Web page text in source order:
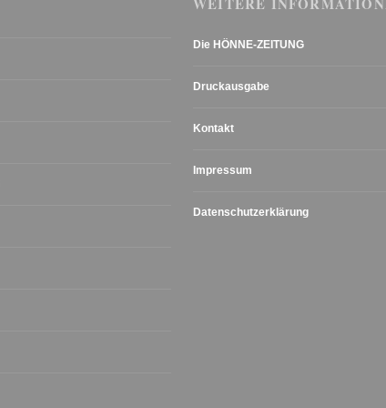
Die HÖNNE-ZEITUNG
Druckausgabe
Kontakt
Impressum
Datenschutzerklärung